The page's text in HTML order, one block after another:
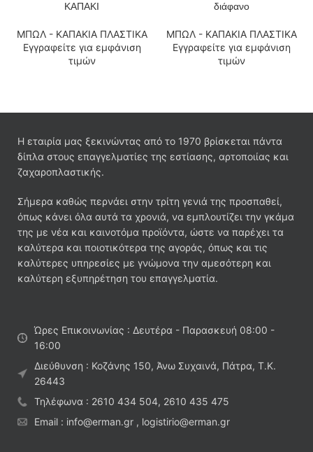
ΚΑΠΑΚΙ
ΜΠΩΛ - ΚΑΠΑΚΙΑ ΠΛΑΣΤΙΚΑ
Εγγραφείτε για εμφάνιση
τιμών
διάφανο
ΜΠΩΛ - ΚΑΠΑΚΙΑ ΠΛΑΣΤΙΚΑ
Εγγραφείτε για εμφάνιση
τιμών
Η εταιρία μας ξεκινώντας από το 1970 βρίσκεται πάντα
δίπλα στους επαγγελματίες της εστίασης, αρτοποιίας και
ζαχαροπλαστικής.
Σήμερα καθώς περνάει στην τρίτη γενιά της προσπαθεί,
όπως κάνει όλα αυτά τα χρονιά, να εμπλουτίζει την γκάμα
της με νέα και καινοτόμα προϊόντα, ώστε να παρέχει τα
καλύτερα και ποιοτικότερα της αγοράς, όπως και τις
καλύτερες υπηρεσίες με γνώμονα την αμεσότερη και
καλύτερη εξυπηρέτηση του επαγγελματία.
Ώρες Επικοινωνίας : Δευτέρα - Παρασκευή 08:00 -
16:00
Διεύθυνση : Κοζάνης 150, Άνω Συχαινά, Πάτρα, Τ.Κ.
26443
Τηλέφωνα : 2610 434 504, 2610 435 475
Email : info@erman.gr , logistirio@erman.gr